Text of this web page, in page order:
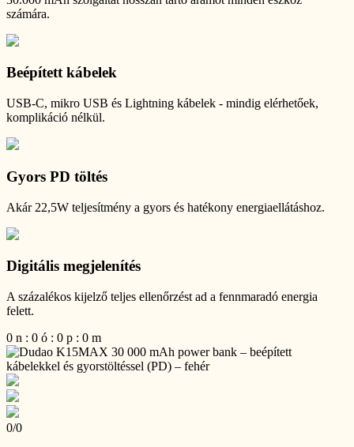
számára.
Beépített kábelek
USB-C, mikro USB és Lightning kábelek - mindig elérhetőek,
komplikáció nélkül.
Gyors PD töltés
Akár 22,5W teljesítmény a gyors és hatékony energiaellátáshoz.
Digitális megjelenítés
A százalékos kijelző teljes ellenőrzést ad a fennmaradó energia
felett.
0 n : 0 ó : 0 p : 0 m
0/0